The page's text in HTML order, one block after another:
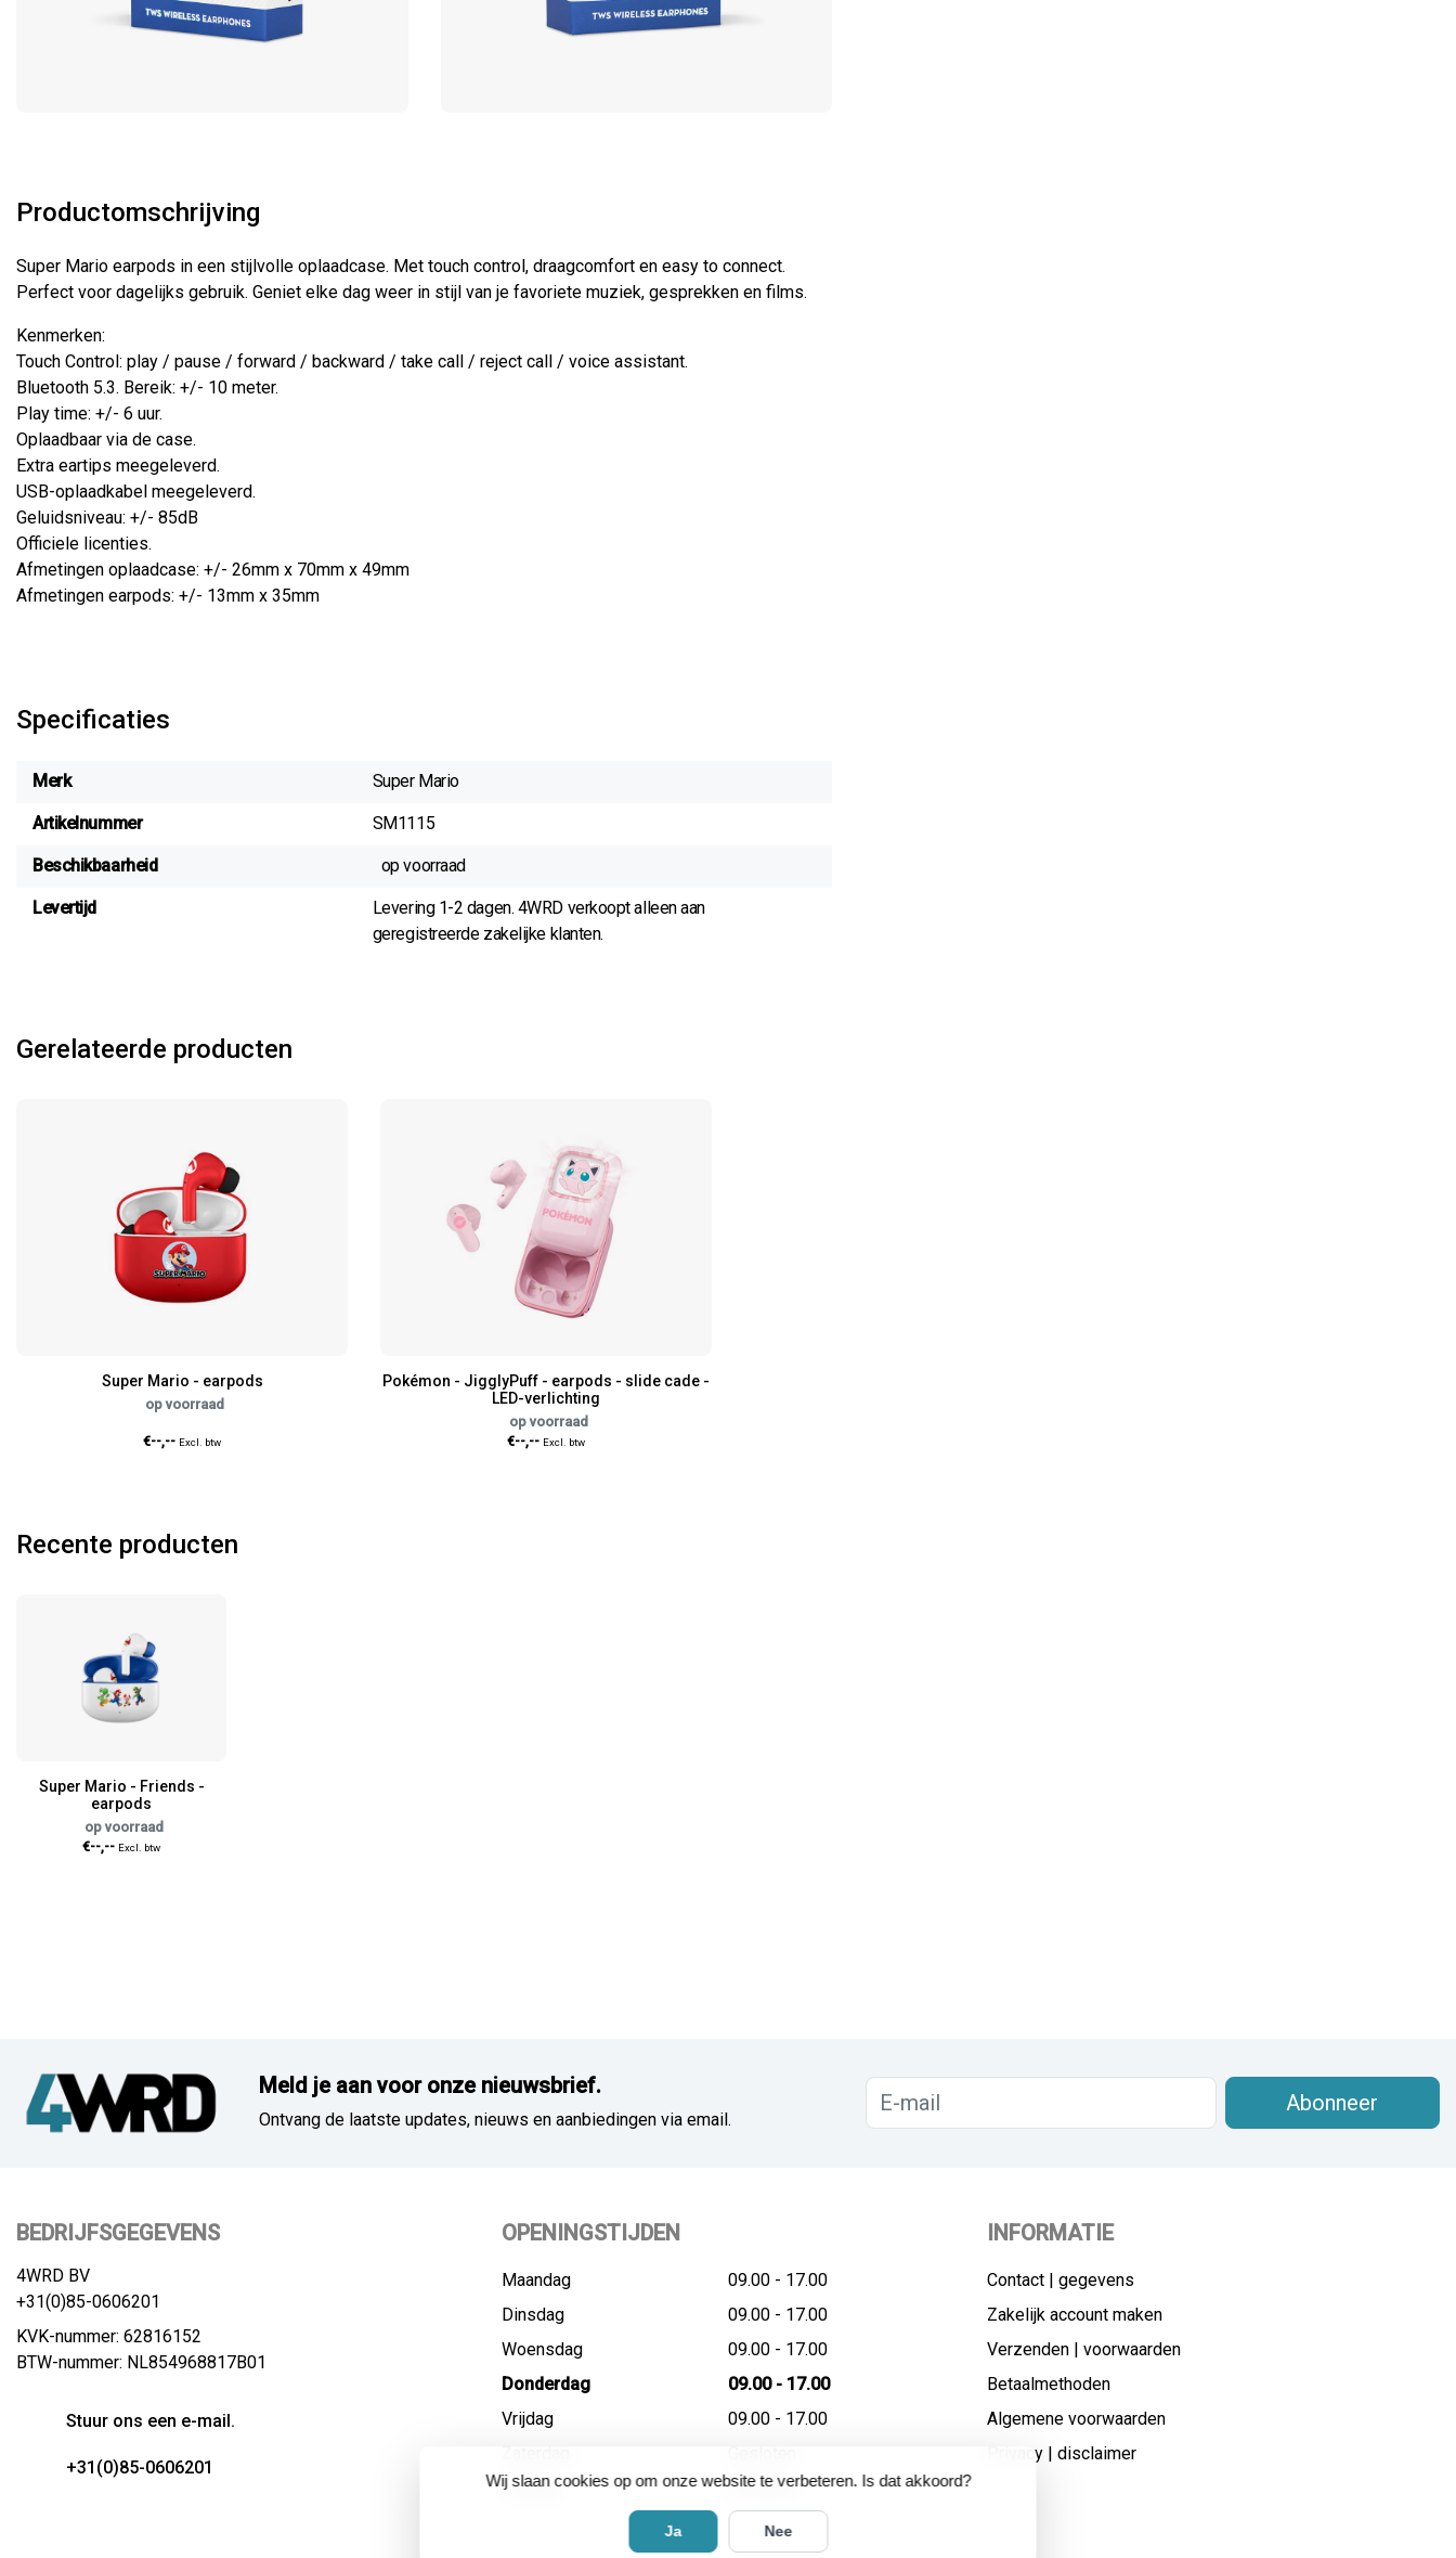
Wij slaan cookies op om onze website te verbeteren. Is dat akkoord?
Ja Nee
Productomschrijving
Super Mario earpods in een stijlvolle oplaadcase. Met touch control, draagcomfort en easy to connect.
Perfect voor dagelijks gebruik. Geniet elke dag weer in stijl van je favoriete muziek, gesprekken en films.
Kenmerken:
Touch Control: play / pause / forward / backward / take call / reject call / voice assistant.
Bluetooth 5.3. Bereik: +/- 10 meter.
Play time: +/- 6 uur.
Oplaadbaar via de case.
Extra eartips meegeleverd.
USB-oplaadkabel meegeleverd.
Geluidsniveau: +/- 85dB
Officiele licenties.
Afmetingen oplaadcase: +/- 26mm x 70mm x 49mm
Afmetingen earpods: +/- 13mm x 35mm
Specificaties
Merk Super Mario
Artikelnummer SM1115
Beschikbaarheid op voorraad
Levertijd
Levering 1-2 dagen. 4WRD verkoopt alleen aan
geregistreerde zakelijke klanten.
Gerelateerde producten
Super Mario - earpods
op voorraad
€--,-- Excl. btw
Pokémon - JigglyPuff - earpods - slide cade -
LED-verlichting
op voorraad
€--,-- Excl. btw
Recente producten
Super Mario - Friends -
earpods
op voorraad
€--,-- Excl. btw
Meld je aan voor onze nieuwsbrief.
Ontvang de laatste updates, nieuws en aanbiedingen via email.
Abonneer
BEDRIJFSGEGEVENS
4WRD BV
+31(0)85-0606201
KVK-nummer: 62816152
BTW-nummer: NL854968817B01
Stuur ons een e-mail.
+31(0)85-0606201
OPENINGSTIJDEN
Maandag
09.00 - 17.00
Dinsdag
09.00 - 17.00
Woensdag
09.00 - 17.00
Donderdag
09.00 - 17.00
Vrijdag
09.00 - 17.00
Zondag
Gesloten
INFORMATIE
Contact | gegevens
Zakelijk account maken
Verzenden | voorwaarden
Betaalmethoden
Algemene voorwaarden
Privacy | disclaimer